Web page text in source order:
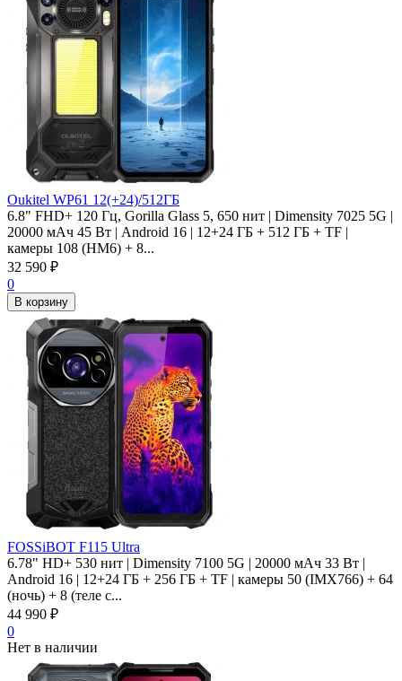
Oukitel WP61 12(+24)/512ГБ
6.8" FHD+ 120 Гц, Gorilla Glass 5, 650 нит | Dimensity 7025 5G |
20000 мАч 45 Вт | Android 16 | 12+24 ГБ + 512 ГБ + TF |
камеры 108 (HM6) + 8...
32 590 ₽
0
В корзину
FOSSiBOT F115 Ultra
6.78" HD+ 530 нит | Dimensity 7100 5G | 20000 мАч 33 Вт |
Android 16 | 12+24 ГБ + 256 ГБ + TF | камеры 50 (IMX766) + 64
(ночь) + 8 (теле с...
44 990 ₽
0
Нет в наличии